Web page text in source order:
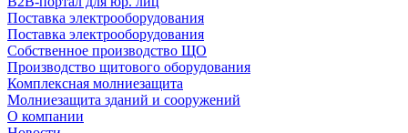
Поставка электрооборудования
Поставка электрооборудования
Собственное производство ЩО
Производство щитового оборудования
Комплексная молниезащита
Молниезащита зданий и сооружений
О компании